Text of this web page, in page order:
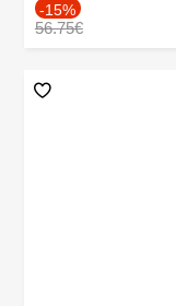
-15%
56.75€